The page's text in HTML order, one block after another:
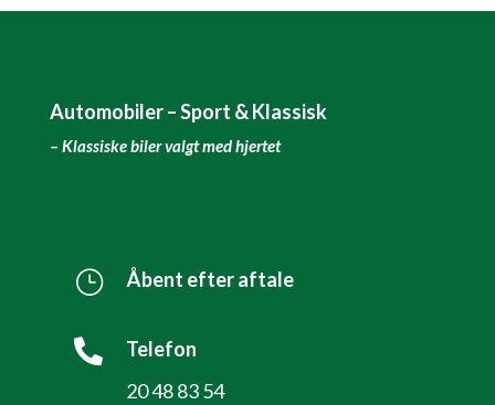
Automobiler – Sport & Klassisk
– Klassiske biler valgt med hjertet
} Åbent efter aftale

Telefon
20 48 83 54